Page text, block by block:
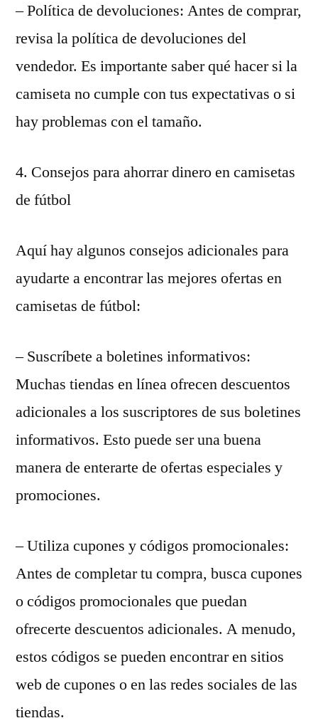
– Política de devoluciones: Antes de comprar,
revisa la política de devoluciones del
vendedor. Es importante saber qué hacer si la
camiseta no cumple con tus expectativas o si
hay problemas con el tamaño.
4. Consejos para ahorrar dinero en camisetas
de fútbol
Aquí hay algunos consejos adicionales para
ayudarte a encontrar las mejores ofertas en
camisetas de fútbol:
– Suscríbete a boletines informativos:
Muchas tiendas en línea ofrecen descuentos
adicionales a los suscriptores de sus boletines
informativos. Esto puede ser una buena
manera de enterarte de ofertas especiales y
promociones.
– Utiliza cupones y códigos promocionales:
Antes de completar tu compra, busca cupones
o códigos promocionales que puedan
ofrecerte descuentos adicionales. A menudo,
estos códigos se pueden encontrar en sitios
web de cupones o en las redes sociales de las
tiendas.